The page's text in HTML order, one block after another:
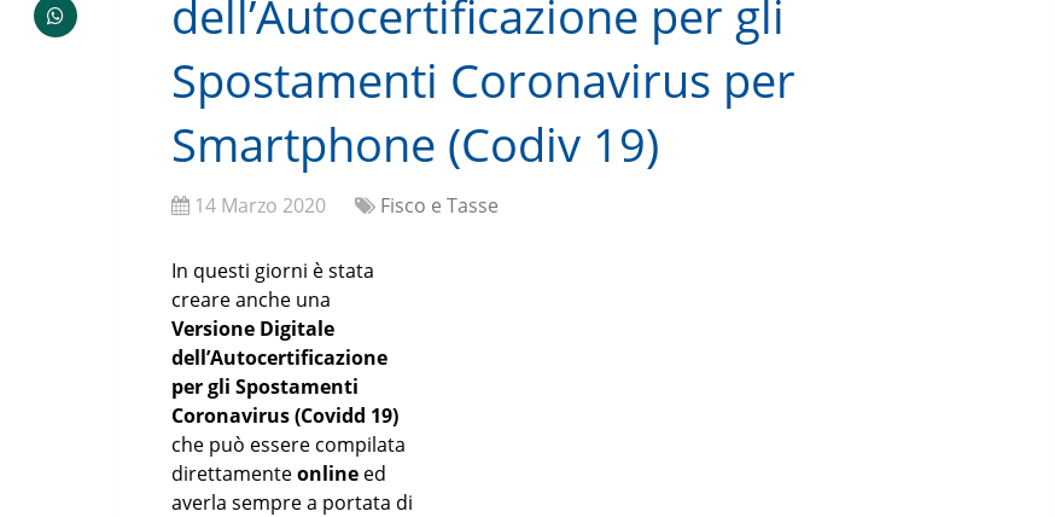
dell’Autocertificazione per gli
Spostamenti Coronavirus per
Smartphone (Codiv 19)
14 Marzo 2020 Fisco e Tasse
In questi giorni è stata
creare anche una
Versione Digitale
dell’Autocertificazione
per gli Spostamenti
Coronavirus (Covidd 19)
che può essere compilata
direttamenteonline ed
averla sempre a portata di